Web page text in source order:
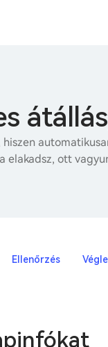
elakadsz, ott
Ellenőrzés